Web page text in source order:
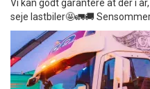
Vi kan godt garantere at der i
seje lastbiler🤩🚛🚚